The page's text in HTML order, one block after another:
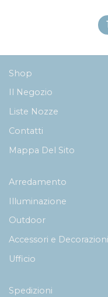
Shop
Il Negozio
Liste Nozze
Contatti
Mappa Del Sito
Arredamento
Illuminazione
Outdoor
Accessori e Decorazioni
Ufficio
Spedizioni